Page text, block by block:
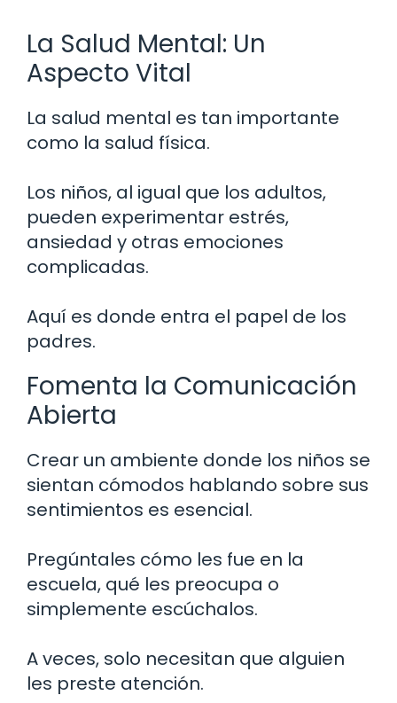
La Salud Mental: Un
Aspecto Vital
La salud mental es tan importante
como la salud física.
Los niños, al igual que los adultos,
pueden experimentar estrés,
ansiedad y otras emociones
complicadas.
Aquí es donde entra el papel de los
padres.
Fomenta la Comunicación
Abierta
Crear un ambiente donde los niños se
sientan cómodos hablando sobre sus
sentimientos es esencial.
Pregúntales cómo les fue en la
escuela, qué les preocupa o
simplemente escúchalos.
A veces, solo necesitan que alguien
les preste atención.